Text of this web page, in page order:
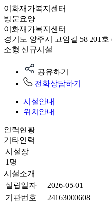
이화재가복지센터
방문요양
이화재가복지센터
경기도 양주시 고암길 58 201
소형 신규시설
공유하기
전화상담하기
시설안내
위치안내
인력현황
기타인력
시설장
1명
시설소개
설립일자
2026-05-01
기관번호
24163000608